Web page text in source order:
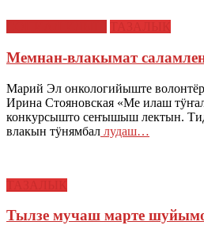
Мемнан-влакымат
Марий Эл онкологийыште
Ирина Стояновская «Ме илаш
конкурсышто сеҥышыш лектын.
влакын тӱнямбал лудаш…
Тылзе мучаш марте